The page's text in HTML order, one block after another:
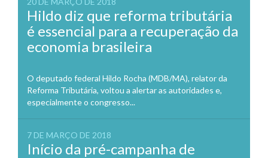
Hildo diz que reforma tributária
é essencial para a recuperação da
economia brasileira
O deputado federal Hildo Rocha (MDB/MA), relator da
Reforma Tributária, voltou a alertar as autoridades e,
especialmente o congresso...
7 DE MARÇO DE 2018
Início da pré-campanha de